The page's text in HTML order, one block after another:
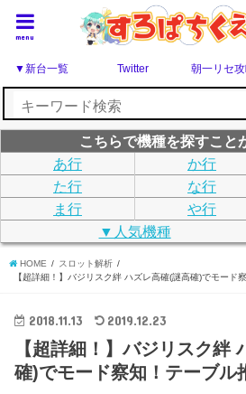
menu
▼新台一覧 Twitter 朝一リセ
こちらで機種を探すこと
あ行
か行
た行
な行
ま行
や行
▼人気機種
HOME
スロット解析
【超詳細！】バジリスク絆 ハズレ高確(謎高確)でモード
2018.11.13 2019.12.23
【超詳細！】バジリスク絆
確)でモード察知！テーブル